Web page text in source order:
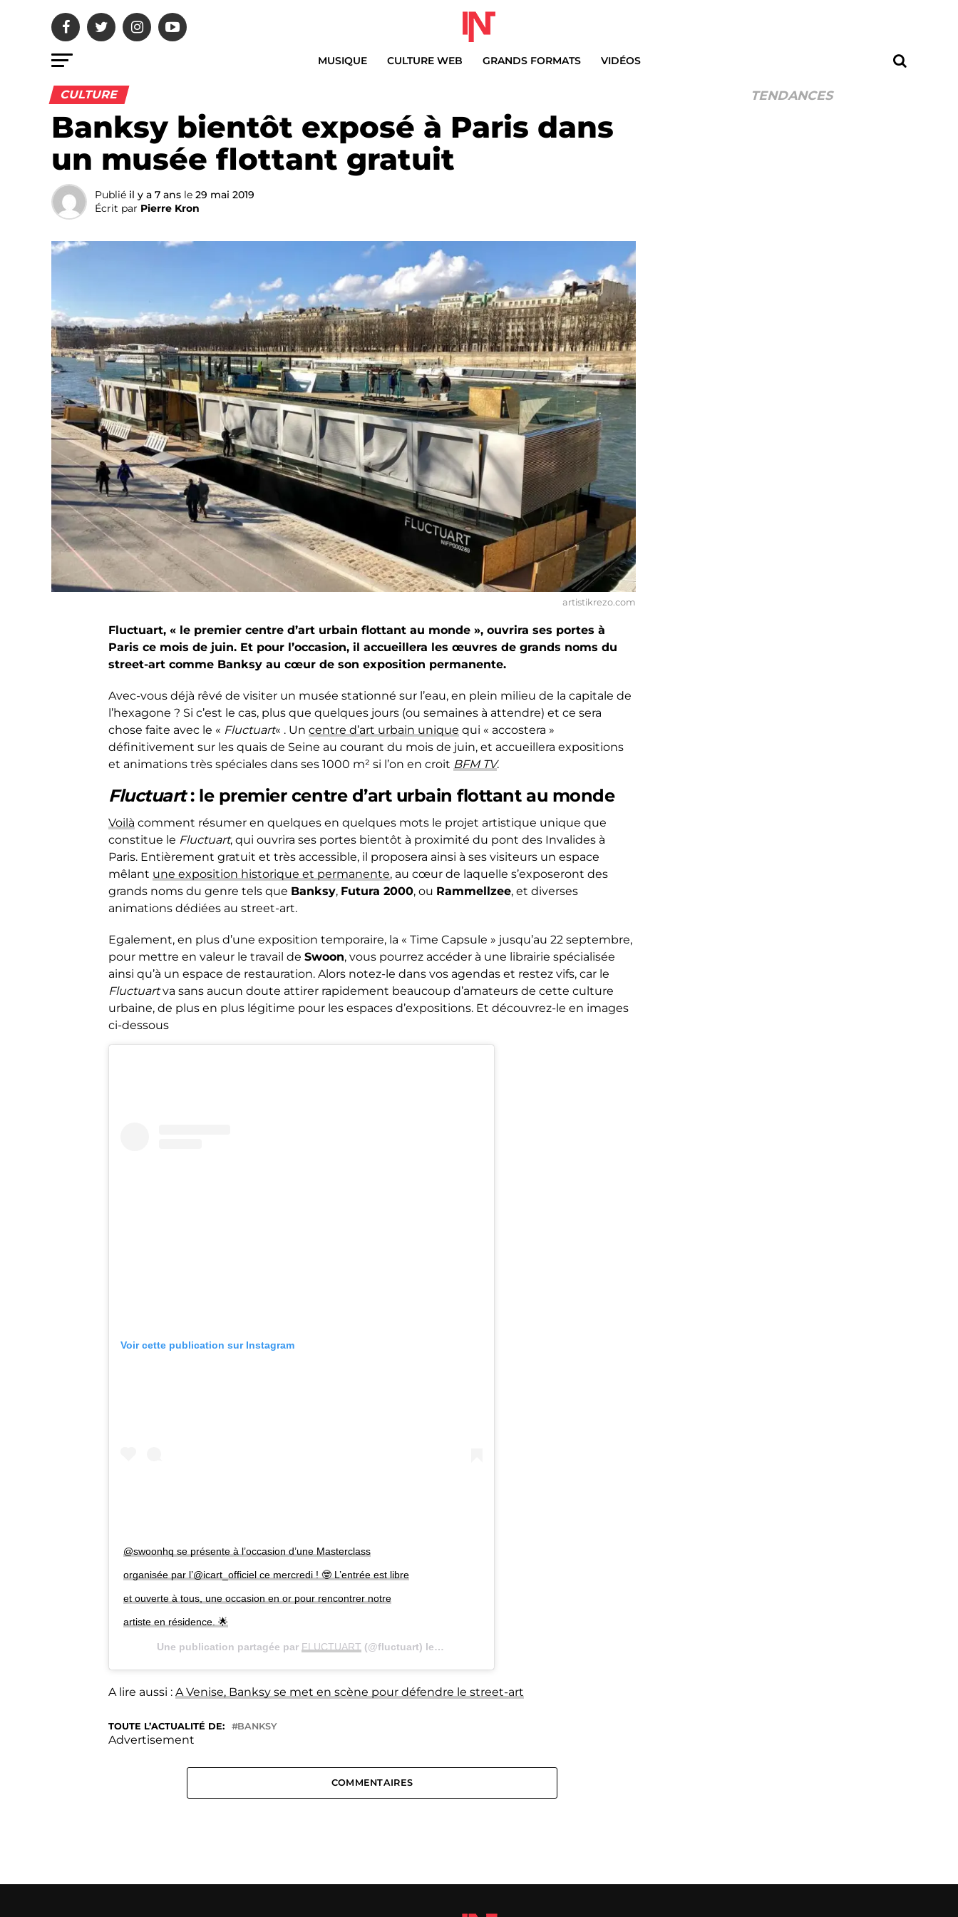
MUSIQUE CULTURE WEB GRANDS FORMATS VIDÉOS
CULTURE
Banksy bientôt exposé à Paris dans
un musée flottant gratuit
Publié il y a 7 ans le 29 mai 2019
Écrit par Pierre Kron
artistikrezo.com
Fluctuart, « le premier centre d’art urbain flottant au monde », ouvrira ses portes à
Paris ce mois de juin. Et pour l’occasion, il accueillera les œuvres de grands noms du
street-art comme Banksy au cœur de son exposition permanente.
Avec-vous déjà rêvé de visiter un musée stationné sur l’eau, en plein milieu de la capitale de
l’hexagone ? Si c’est le cas, plus que quelques jours (ou semaines à attendre) et ce sera
chose faite avec le « Fluctuart« . Un centre d’art urbain unique qui « accostera »
définitivement sur les quais de Seine au courant du mois de juin, et accueillera expositions
et animations très spéciales dans ses 1000 m² si l’on en croit BFM TV.
Fluctuart: le premier centre d’art urbain flottant au monde
Voilà comment résumer en quelques en quelques mots le projet artistique unique que
constitue le Fluctuart, qui ouvrira ses portes bientôt à proximité du pont des Invalides à
Paris. Entièrement gratuit et très accessible, il proposera ainsi à ses visiteurs un espace
mêlant une exposition historique et permanente, au cœur de laquelle s’exposeront des
grands noms du genre tels que Banksy, Futura 2000, ou Rammellzee, et diverses
animations dédiées au street-art.
Egalement, en plus d’une exposition temporaire, la « Time Capsule » jusqu’au 22 septembre,
pour mettre en valeur le travail de Swoon, vous pourrez accéder à une librairie spécialisée
ainsi qu’à un espace de restauration. Alors notez-le dans vos agendas et restez vifs, car le
Fluctuartva sans aucun doute attirer rapidement beaucoup d’amateurs de cette culture
urbaine, de plus en plus légitime pour les espaces d’expositions. Et découvrez-le en images
ci-dessous
Voir cette publication sur Instagram
@swoonhq se présente à l’occasion d’une Masterclass
organisée par l’@icart_officiel ce mercredi ! 🤓 L’entrée est libre
et ouverte à tous, une occasion en or pour rencontrer notre
artiste en résidence. 🌟
Une publication partagée par FLUCTUART (@fluctuart) le 27 Mai 2019 à 12 :36 PDT
A lire aussi : A Venise, Banksy se met en scène pour défendre le street-art
TOUTE L’ACTUALITÉ DE: BANKSY
Advertisement
COMMENTAIRES
TENDANCES